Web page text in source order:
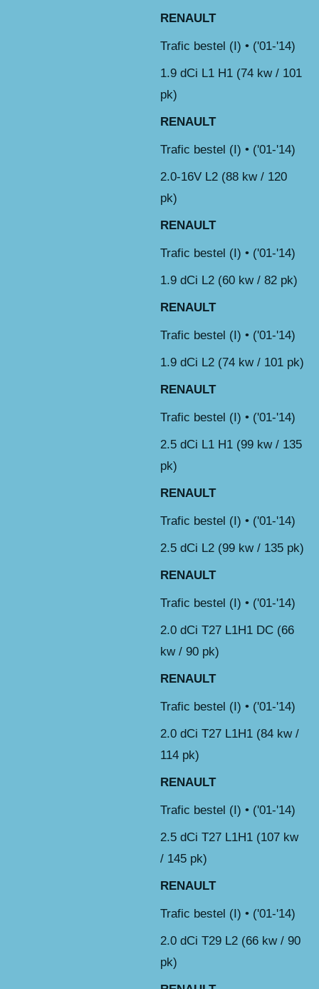
RENAULT
Trafic bestel (I) • ('01-'14)
1.9 dCi L1 H1 (74 kw / 101
pk)
RENAULT
Trafic bestel (I) • ('01-'14)
2.0-16V L2 (88 kw / 120
pk)
RENAULT
Trafic bestel (I) • ('01-'14)
1.9 dCi L2 (60 kw / 82 pk)
RENAULT
Trafic bestel (I) • ('01-'14)
1.9 dCi L2 (74 kw / 101 pk)
RENAULT
Trafic bestel (I) • ('01-'14)
2.5 dCi L1 H1 (99 kw / 135
pk)
RENAULT
Trafic bestel (I) • ('01-'14)
2.5 dCi L2 (99 kw / 135 pk)
RENAULT
Trafic bestel (I) • ('01-'14)
2.0 dCi T27 L1H1 DC (66
kw / 90 pk)
RENAULT
Trafic bestel (I) • ('01-'14)
2.0 dCi T27 L1H1 (84 kw /
114 pk)
RENAULT
Trafic bestel (I) • ('01-'14)
2.5 dCi T27 L1H1 (107 kw
/ 145 pk)
RENAULT
Trafic bestel (I) • ('01-'14)
2.0 dCi T29 L2 (66 kw / 90
pk)